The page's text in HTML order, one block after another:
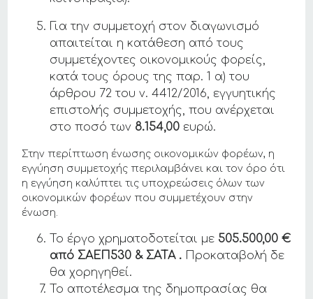
Για την συμμετοχή στον διαγωνισμό
απαιτείται η κατάθεση από τους
συμμετέχοντες οικονομικούς φορείς,
κατά τους όρους της παρ. 1 α) του
άρθρου 72 του ν. 4412/2016, εγγυητικής
επιστολής συμμετοχής, που ανέρχεται
στο ποσό των 8.154,00 ευρώ.
Στην περίπτωση ένωσης οικονομικών φορέων, η
εγγύηση συμμετοχής περιλαμβάνει και τον όρο ότι
η εγγύηση καλύπτει τις υποχρεώσεις όλων των
οικονομικών φορέων που συμμετέχουν στην
ένωση.
Το έργο χρηματοδοτείται με 505.500,00 €
από ΣΑΕΠ530 & ΣΑΤΑ . Προκαταβολή δε
θα χορηγηθεί.
Το αποτέλεσμα της δημοπρασίας θα